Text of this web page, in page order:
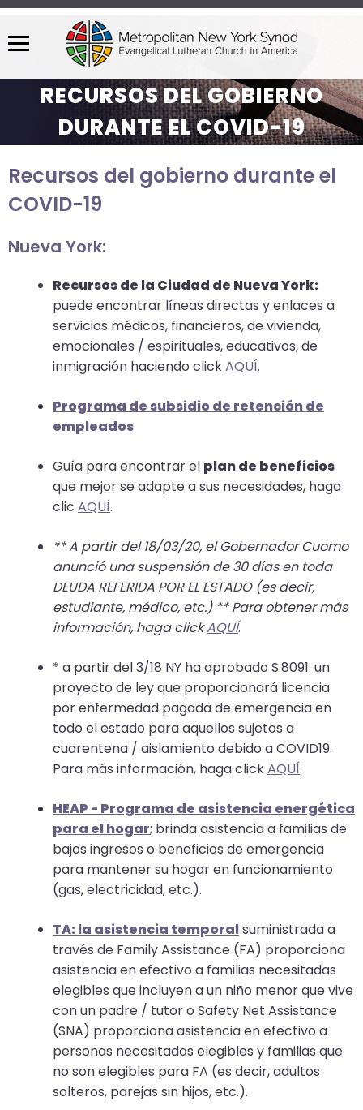
Menu
The
navigation
enter,
escape,
space
bar
commands.
move
through
escape
RECURSOS DEL GOBIERNO
DURANTE EL COVID-19
Recursos del gobierno durante el
COVID-19
Nueva York:
Recursos de la Ciudad de Nueva York:
puede encontrar líneas directas y enlaces a
servicios médicos, financieros, de vivienda,
emocionales / espirituales, educativos, de
inmigración haciendo clickAQUÍ.
Programa de subsidio de retención de
empleados
Guía para encontrar el plan de beneficios
que mejor se adapte a sus necesidades, haga
clic AQUÍ.
** A partir del 18/03/20, el Gobernador Cuomo
anunció una suspensión de 30 días en toda
DEUDA REFERIDA POR EL ESTADO (es decir,
estudiante, médico, etc.) ** Para obtener más
información, haga clickAQUÍ.
* a partir del 3/18 NY ha aprobado S.8091: un
proyecto de ley que proporcionará licencia
por enfermedad pagada de emergencia en
todo el estado para aquellos sujetos a
cuarentena / aislamiento debido a COVID19.
Para más información, haga clickAQUÍ.
HEAP - Programa de asistencia energética
para el hogar; brinda asistencia a familias de
bajos ingresos o beneficios de emergencia
para mantener su hogar en funcionamiento
(gas, electricidad, etc.).
TA: la asistencia temporalsuministrada a
través de Family Assistance (FA) proporciona
asistencia en efectivo a familias necesitadas
elegibles que incluyen a un niño menor que vive
con un padre / tutor o Safety Net Assistance
(SNA) proporciona asistencia en efectivo a
personas necesitadas elegibles y familias que
no son elegibles para FA (es decir, adultos
solteros, parejas sin hijos, etc.).